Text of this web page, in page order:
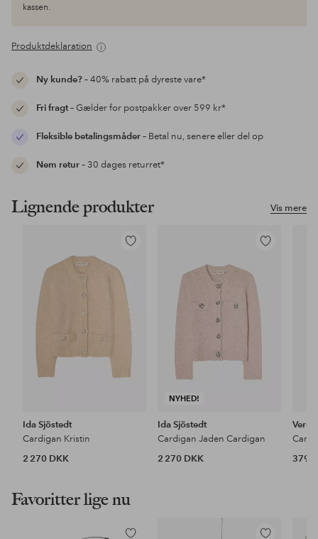
kassen.
Produktdeklaration
Ny kunde?– 40% rabatt på dyreste vare*
Fri fragt– Gælder for postpakker over 599 kr*
Fleksible betalingsmåder– Betal nu, senere eller del op
Nem retur– 30 dages returret*
Vis mere
Lignende produkter
Tilføj
favoritter
Ida Sjöstedt
Cardigan Kristin
2 270 DKK
NYHED!
Tilføj
Ida Sjöstedt
Cardigan Jaden Cardigan
2 270 DKK
Vero
379
Favoritter lige nu